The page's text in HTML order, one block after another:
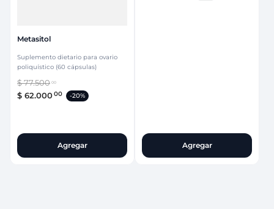
Metasitol
Suplemento dietario para ovario
poliquístico (60 cápsulas)
$77.500 00
$ 62.00000 -20%
Agregar Agregar